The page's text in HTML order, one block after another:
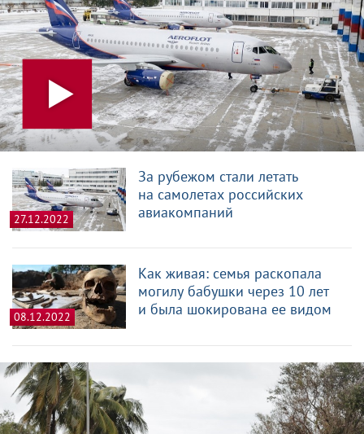
27.12.2022
За рубежом стали летать
на самолетах российских
авиакомпаний
08.12.2022
Как живая: семья раскопала
могилу бабушки через 10 лет
и была шокирована ее видом